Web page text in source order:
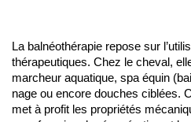
La balnéothérapie repose sur
thérapeutiques. Chez le cheval,
marcheur aquatique, spa équin
nage ou encore douches ciblées.
met à profit les propriétés